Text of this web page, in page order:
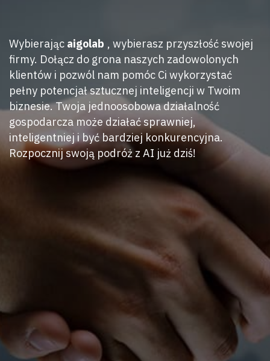
Wybierając aigolab , wybierasz przyszłość swojej
firmy. Dołącz do grona naszych zadowolonych
klientów i pozwól nam pomóc Ci wykorzystać
pełny potencjał sztucznej inteligencji w Twoim
biznesie. Twoja jednoosobowa działalność
gospodarcza może działać sprawniej,
inteligentniej i być bardziej konkurencyjna.
Rozpocznij swoją podróż z AI już dziś!